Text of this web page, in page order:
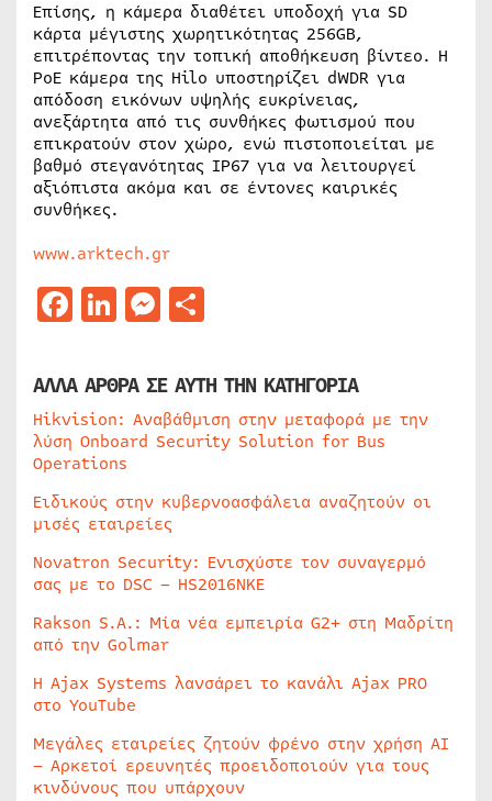
Επίσης, η κάμερα διαθέτει υποδοχή για SD
κάρτα μέγιστης χωρητικότητας 256GB,
επιτρέποντας την τοπική αποθήκευση βίντεο. Η
PoE κάμερα της Hilo υποστηρίζει dWDR για
απόδοση εικόνων υψηλής ευκρίνειας,
ανεξάρτητα από τις συνθήκες φωτισμού που
επικρατούν στον χώρο, ενώ πιστοποιείται με
βαθμό στεγανότητας IP67 για να λειτουργεί
αξιόπιστα ακόμα και σε έντονες καιρικές
συνθήκες.
www.arktech.gr
Facebook
LinkedIn
Messenger
ΑΛΛΑ ΑΡΘΡΑ ΣΕ ΑΥΤΗ ΤΗΝ ΚΑΤΗΓΟΡΙΑ
Hikvision: Αναβάθμιση στην μεταφορά με την
λύση Onboard Security Solution for Bus
Operations
Ειδικούς στην κυβερνοασφάλεια αναζητούν οι
μισές εταιρείες
Novatron Security: Ενισχύστε τον συναγερμό
σας με το DSC – HS2016NKE
Rakson S.A.: Μία νέα εμπειρία G2+ στη Μαδρίτη
από την Golmar
Η Ajax Systems λανσάρει το κανάλι Ajax PRO
στο YouTube
Μεγάλες εταιρείες ζητούν φρένο στην χρήση AI
– Αρκετοί ερευνητές προειδοποιούν για τους
κινδύνους που υπάρχουν